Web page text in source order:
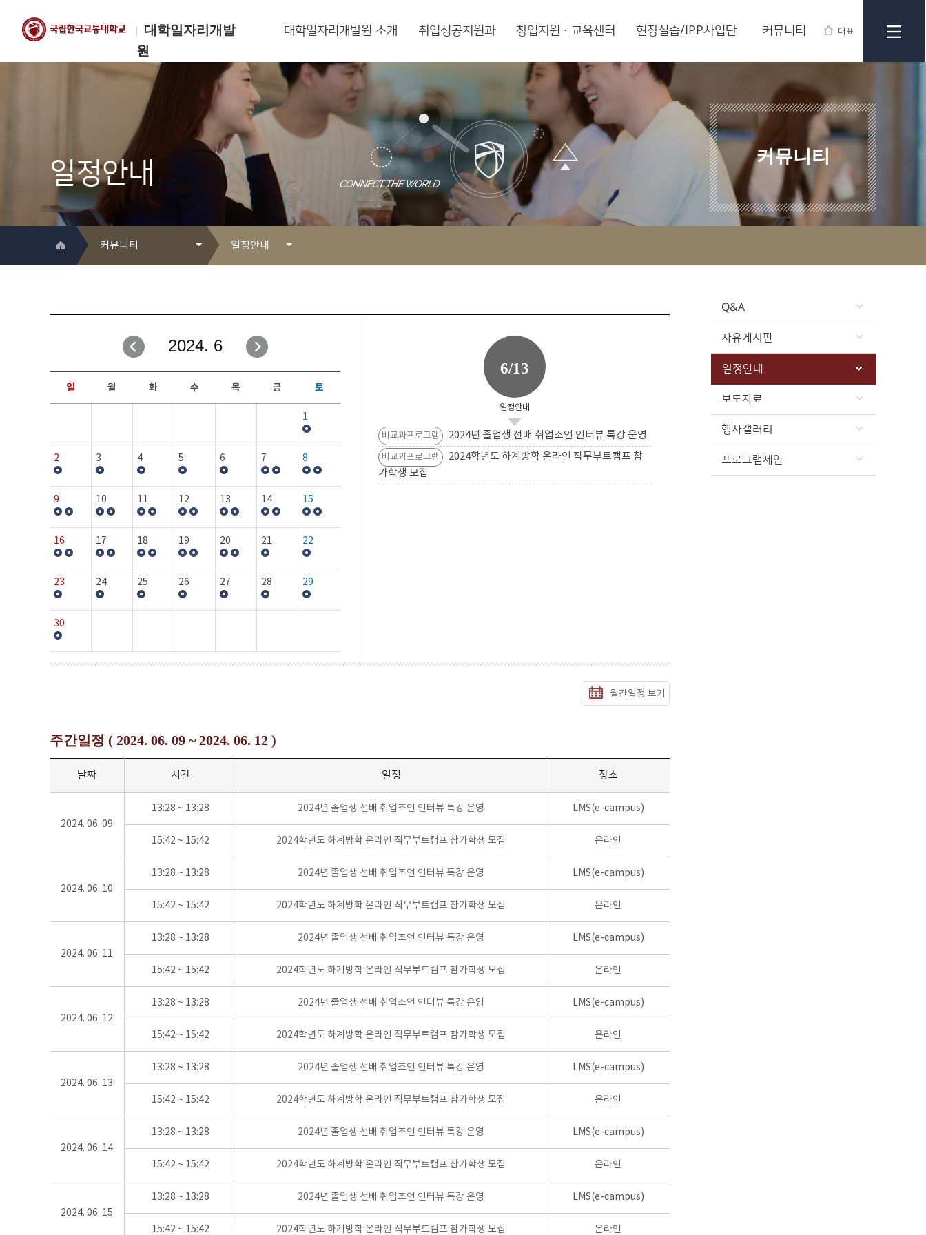
대학일자리개발
원
대표
한국교통대학교
대학일자리개발원
대학일자리개발원 소개 취업성공지원과 창업지원·교육센터 현장실습/IPP사업단 커뮤니티
일정안내
커뮤니티
커뮤니티
취업성공지원과
창업지원·교육센터
현장실습/IPP사업단
커뮤니티
일정안내
자유게시판
일정안내
보도자료
행사갤러리
Q&A
자유게시판
일정안내
보도자료
행사갤러리
프로그램제안
2024. 6
일 월 화 수 목 금 토
1
2 3 4 5 6 7 8
9 10 11 12 13 14 15
16 17 18 19 20 21 22
23 24 25 26 27 28 29
30
6/13
일정안내
비교과프로그램 2024년 졸업생 선배 취업조언 인터뷰 특강 운영
비교과프로그램
2024학년도 하계방학 온라인 직무부트캠프 참
가학생 모집
월간일정 보기
주간일정 ( 2024. 06. 09 ~ 2024. 06. 12 )
날짜 시간 일정 장소
2024. 06. 09
13:28 ~ 13:28 2024년 졸업생 선배 취업조언 인터뷰 특강 운영 LMS(e-campus)
15:42 ~ 15:42 2024학년도 하계방학 온라인 직무부트캠프 참가학생 모집 온라인
2024. 06. 10
13:28 ~ 13:28 2024년 졸업생 선배 취업조언 인터뷰 특강 운영 LMS(e-campus)
15:42 ~ 15:42 2024학년도 하계방학 온라인 직무부트캠프 참가학생 모집 온라인
2024. 06. 11
13:28 ~ 13:28 2024년 졸업생 선배 취업조언 인터뷰 특강 운영 LMS(e-campus)
15:42 ~ 15:42 2024학년도 하계방학 온라인 직무부트캠프 참가학생 모집 온라인
2024. 06. 12
13:28 ~ 13:28 2024년 졸업생 선배 취업조언 인터뷰 특강 운영 LMS(e-campus)
15:42 ~ 15:42 2024학년도 하계방학 온라인 직무부트캠프 참가학생 모집 온라인
2024. 06. 13
13:28 ~ 13:28 2024년 졸업생 선배 취업조언 인터뷰 특강 운영 LMS(e-campus)
15:42 ~ 15:42 2024학년도 하계방학 온라인 직무부트캠프 참가학생 모집 온라인
2024. 06. 14
13:28 ~ 13:28 2024년 졸업생 선배 취업조언 인터뷰 특강 운영 LMS(e-campus)
15:42 ~ 15:42 2024학년도 하계방학 온라인 직무부트캠프 참가학생 모집 온라인
2024. 06. 15
13:28 ~ 13:28 2024년 졸업생 선배 취업조언 인터뷰 특강 운영 LMS(e-campus)
15:42 ~ 15:42 2024학년도 하계방학 온라인 직무부트캠프 참가학생 모집 온라인